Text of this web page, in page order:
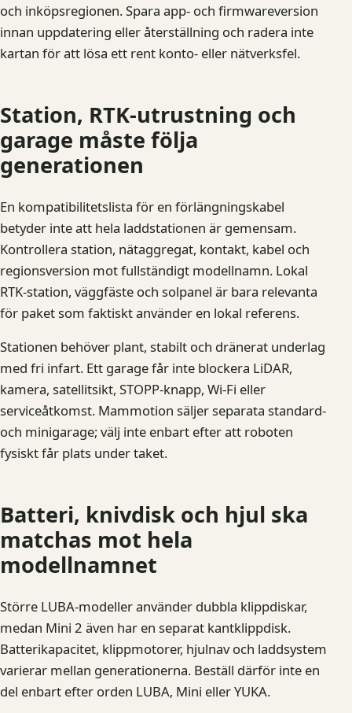
och inköpsregionen. Spara app- och firmwareversion
innan uppdatering eller återställning och radera inte
kartan för att lösa ett rent konto- eller nätverksfel.
Station, RTK-utrustning och
garage måste följa
generationen
En kompatibilitetslista för en förlängningskabel
betyder inte att hela laddstationen är gemensam.
Kontrollera station, nätaggregat, kontakt, kabel och
regionsversion mot fullständigt modellnamn. Lokal
RTK-station, väggfäste och solpanel är bara relevanta
för paket som faktiskt använder en lokal referens.
Stationen behöver plant, stabilt och dränerat underlag
med fri infart. Ett garage får inte blockera LiDAR,
kamera, satellitsikt, STOPP-knapp, Wi-Fi eller
serviceåtkomst. Mammotion säljer separata standard-
och minigarage; välj inte enbart efter att roboten
fysiskt får plats under taket.
Batteri, knivdisk och hjul ska
matchas mot hela
modellnamnet
Större LUBA-modeller använder dubbla klippdiskar,
medan Mini 2 även har en separat kantklippdisk.
Batterikapacitet, klippmotorer, hjulnav och laddsystem
varierar mellan generationerna. Beställ därför inte en
del enbart efter orden LUBA, Mini eller YUKA.